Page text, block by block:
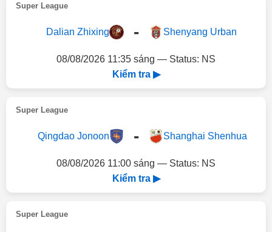
Super League
Dalian Zhixing - Shenyang Urban
08/08/2026 11:35 sáng — Status: NS
Kiểm tra ▶
Super League
Qingdao Jonoon - Shanghai Shenhua
08/08/2026 11:00 sáng — Status: NS
Kiểm tra ▶
Super League